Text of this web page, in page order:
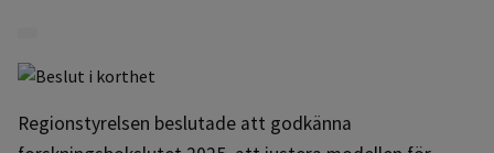
Regionstyrelsen beslutade att godkänna